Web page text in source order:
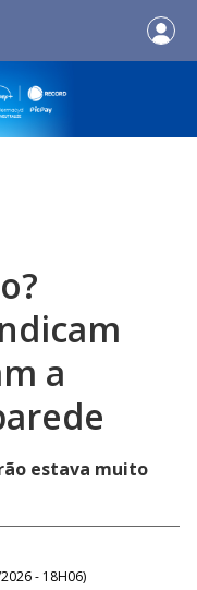
a
estava muito
- 18H06)